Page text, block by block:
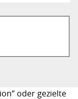
oder gezielte